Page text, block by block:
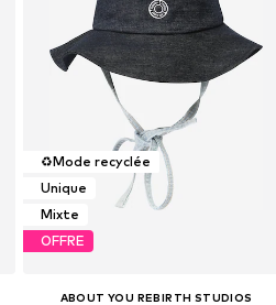
♻️Mode recyclée
Unique
Mixte
OFFRE
ABOUT YOU REBIRTH STUDIOS